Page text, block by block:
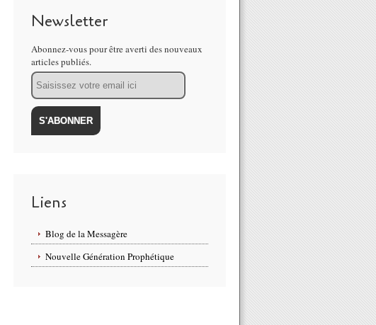
Newsletter
Abonnez-vous pour être averti des nouveaux
articles publiés.
Email
Liens
Blog de la Messagère
Nouvelle Génération Prophétique